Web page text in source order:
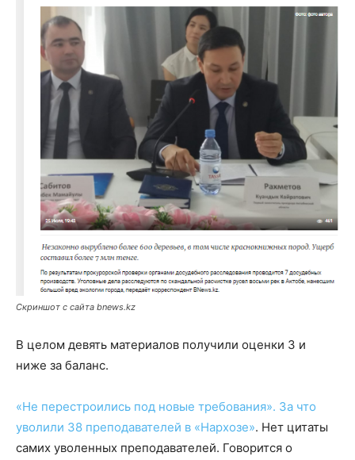
Скриншот с сайта bnews.kz
В целом девять материалов получили оценки 3 и
ниже за баланс.
«Не перестроились под новые требования». За что
уволили 38 преподавателей в «Нархозе». Нет цитаты
самих уволенных преподавателей. Говорится о